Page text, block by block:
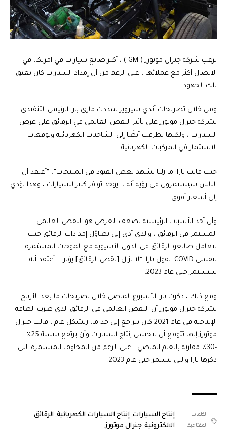
ترغب شركة جنرال موتورز ( GM ) ، أكبر صانع سيارات في امريكا، في
الاتصال أكثر مع عملائها ، على الرغم من أن إمداد السيارات كان يعيق
تلك الجهود.
ومن خلال تصريحات آندي سيروير شددت ماري بارا الرئيس التنفيذي
لشركة جنرال موتورز على تأثير النقص العالمي في الرقائق على عرض
السيارات ، ولكنها تطرقت أيضًا إلى الشاحنات الكهربائية وتوقعات
الاستثمار في المركبات الكهربائية.
حيث قالت بارا: ما زلنا نشهد بعض القيود في المنتجات”. “أعتقد أن
الناس سيستمرون في رؤية أنه لا يوجد توافر كبير للسيارات ، وهذا يؤدي
إلى أسعار أقوى.
وأن أحد الأسباب الرئيسية لضعف العرض هو النقص العالمي
المستمر في الرقائق ، والذي أدى إلى تضاؤل ​​إمدادات الرقائق حيث
يتعامل صانعو الرقائق في الدول الآسيوية مع الموجات المستمرة
لتفشي COVID. يقول بارا: “لا يزال [نقص الرقائق] يؤثر … أعتقد أنه
سيستمر حتى عام 2023.
ومع ذلك ، ذكرت بارا الأسبوع الماضي خلال تصريحات ما بعد الأرباح
لشركة جنرال موتورز أن النقص العالمي في الرقائق الذي ضرب الطاقة
الإنتاجية في عام 2021 كان يتراجع إلى حد ما، زبشكل عام ، قالت جنرال
موتورز إنها تتوقع أن يتحسن إنتاج السيارات وأن يرتفع بنسبة 25٪
-30٪ مقارنة بالعام الماضي ، على الرغم من المخاوف المستمرة التي
ذكرها بارا والتي تستمر حتى عام 2023.
الكلمات
المفتاحية:
إنتاج السيارات,إنتاج السيارات الكهربائية, الرقائق
الالكترونية,جنرال موتورز